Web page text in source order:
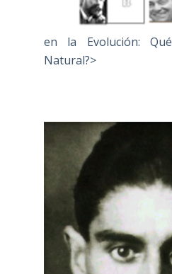
en la Evolución:
Natural?>